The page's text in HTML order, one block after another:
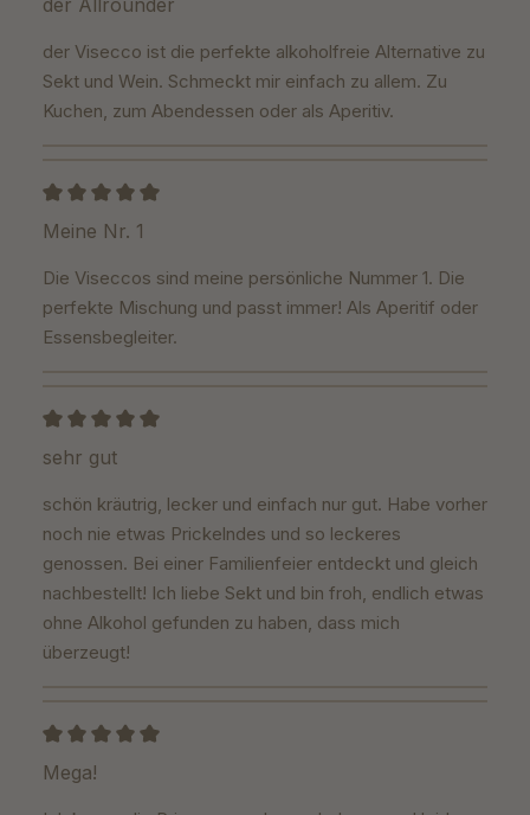
der Allrounder
der Visecco ist die perfekte alkoholfreie Alternative zu
Sekt und Wein. Schmeckt mir einfach zu allem. Zu
Kuchen, zum Abendessen oder als Aperitiv.
Bewertung mit 5 von 5 Sternen
Meine Nr. 1
Die Viseccos sind meine persönliche Nummer 1. Die
perfekte Mischung und passt immer! Als Aperitif oder
Essensbegleiter.
Bewertung mit 5 von 5 Sternen
sehr gut
schön kräutrig, lecker und einfach nur gut. Habe vorher
noch nie etwas Prickelndes und so leckeres
genossen. Bei einer Familienfeier entdeckt und gleich
nachbestellt! Ich liebe Sekt und bin froh, endlich etwas
ohne Alkohol gefunden zu haben, dass mich
überzeugt!
Bewertung mit 5 von 5 Sternen
Mega!